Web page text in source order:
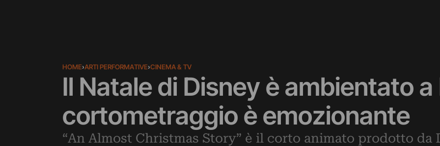
HOME›ARTI PERFORMATIVE›CINEMA & TV
Il Natale di Disney è ambientato
cortometraggio è emozionante
“An Almost Christmas Story” è il corto animato prodotto da